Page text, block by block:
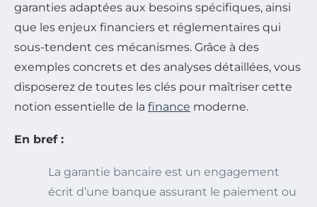
garanties adaptées aux besoins spécifiques, ainsi
que les enjeux financiers et réglementaires qui
sous-tendent ces mécanismes. Grâce à des
exemples concrets et des analyses détaillées, vous
disposerez de toutes les clés pour maîtriser cette
notion essentielle de la finance moderne.
En bref :
La garantie bancaire est un engagement
écrit d’une banque assurant le paiement ou